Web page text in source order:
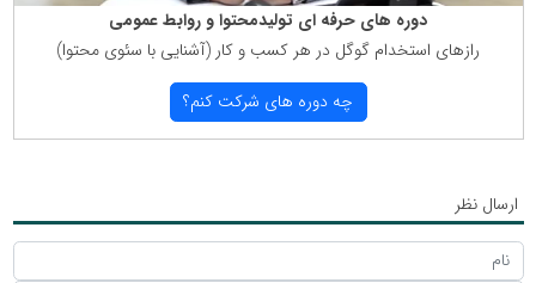
دوره های حرفه ای تولیدمحتوا و روابط عمومی
رازهای استخدام گوگل در هر كسب و كار (آشنایی با سئوی محتوا)
چه دوره های شركت كنم؟
ارسال نظر